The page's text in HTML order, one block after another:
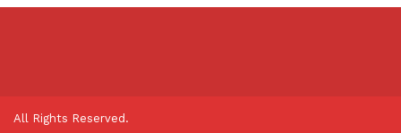
All Rights Reserved.